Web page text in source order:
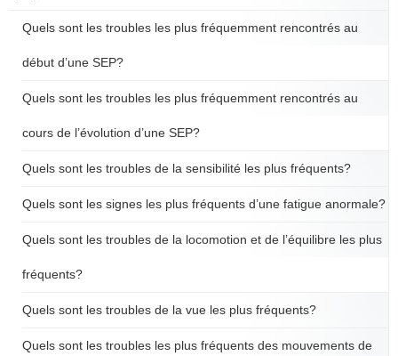
Quels sont les troubles les plus fréquemment rencontrés au
début d’une SEP?
Quels sont les troubles les plus fréquemment rencontrés au
cours de l’évolution d’une SEP?
Quels sont les troubles de la sensibilité les plus fréquents?
Quels sont les signes les plus fréquents d’une fatigue anormale?
Quels sont les troubles de la locomotion et de l’équilibre les plus
fréquents?
Quels sont les troubles de la vue les plus fréquents?
Quels sont les troubles les plus fréquents des mouvements de